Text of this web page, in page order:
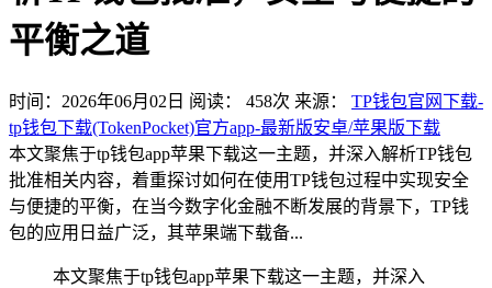
平衡之道
时间：2026年06月02日 阅读： 458次 来源： TP钱包官网下载-
tp钱包下载(TokenPocket)官方app-最新版安卓/苹果版下载
本文聚焦于tp钱包app苹果下载这一主题，并深入解析TP钱包
批准相关内容，着重探讨如何在使用TP钱包过程中实现安全
与便捷的平衡，在当今数字化金融不断发展的背景下，TP钱
包的应用日益广泛，其苹果端下载备...
本文聚焦于tp钱包app苹果下载这一主题，并深入